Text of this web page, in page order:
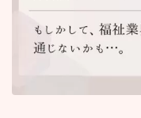
おかみの日常（環
おかみのメニュー開
おかみのヘルスケア